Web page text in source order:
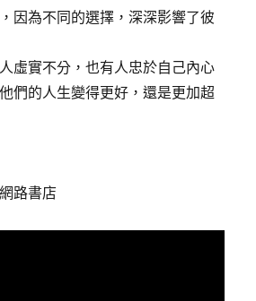
因為不同的選擇，深深影響了彼
虛實不分，也有人忠於自己內心
們的人生變得更好，還是更加超
路書店